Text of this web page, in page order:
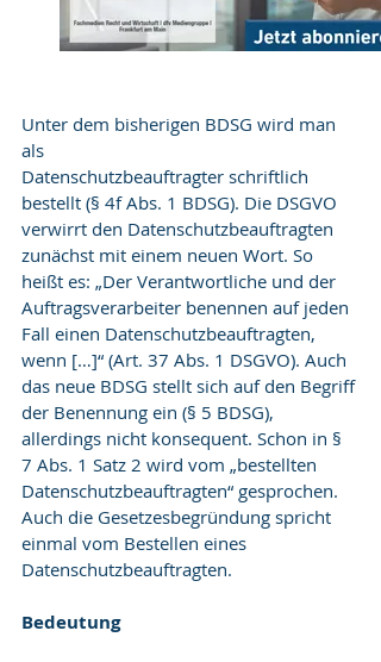
Unter dem bisherigen BDSG wird man
als
Datenschutzbeauftragter schriftlich
bestellt (§ 4f Abs. 1 BDSG). Die DSGVO
verwirrt den Datenschutzbeauftragten
zunächst mit einem neuen Wort. So
heißt es: „Der Verantwortliche und der
Auftragsverarbeiter benennen auf jeden
Fall einen Datenschutzbeauftragten,
wenn […]“ (Art. 37 Abs. 1 DSGVO). Auch
das neue BDSG stellt sich auf den Begriff
der Benennung ein (§ 5 BDSG),
allerdings nicht konsequent. Schon in §
7 Abs. 1 Satz 2 wird vom „bestellten
Datenschutzbeauftragten“ gesprochen.
Auch die Gesetzesbegründung spricht
einmal vom Bestellen eines
Datenschutzbeauftragten.
Bedeutung